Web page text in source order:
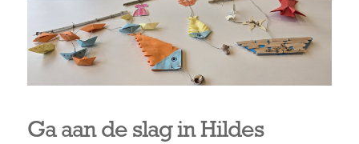
Ga aan de slag in Hildes